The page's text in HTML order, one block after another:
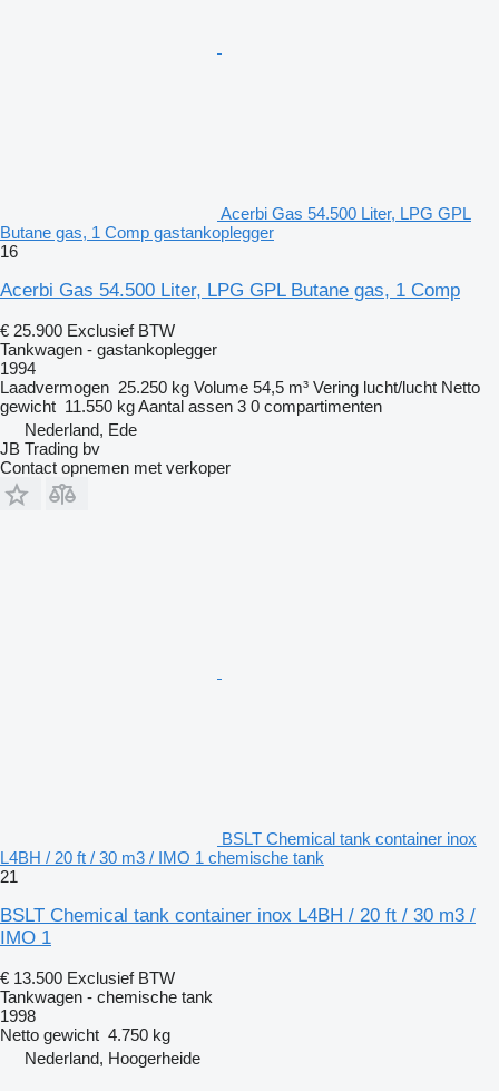
Acerbi Gas 54.500 Liter, LPG GPL
Butane gas, 1 Comp gastankoplegger
16
Acerbi Gas 54.500 Liter, LPG GPL Butane gas, 1 Comp
€ 25.900 Exclusief BTW
Tankwagen - gastankoplegger
1994
Laadvermogen 25.250 kg Volume 54,5 m³ Vering lucht/lucht Netto
gewicht 11.550 kgAantal assen 3 0 compartimenten
Nederland, Ede
JB Trading bv
Contact opnemen met verkoper
BSLT Chemical tank container inox
L4BH / 20 ft / 30 m3 / IMO 1 chemische tank
21
BSLT Chemical tank container inox L4BH / 20 ft / 30 m3 /
IMO 1
€ 13.500 Exclusief BTW
Tankwagen - chemische tank
1998
Netto gewicht 4.750 kg
Nederland, Hoogerheide